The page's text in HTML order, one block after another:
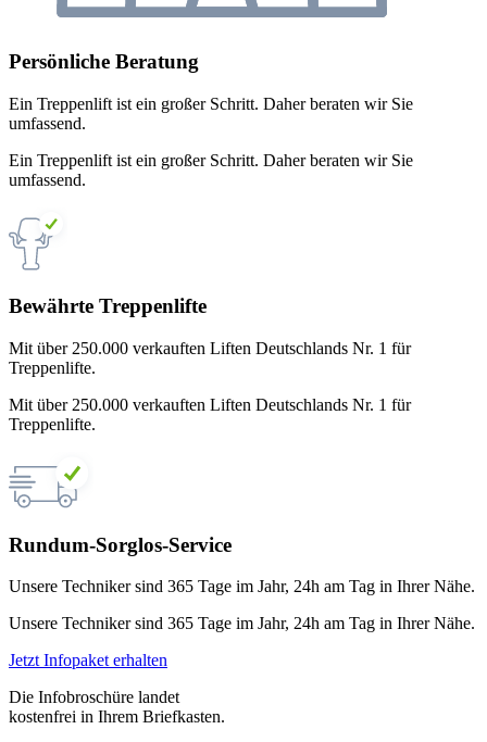
Persönliche Beratung
Ein Treppenlift ist ein großer Schritt. Daher beraten wir Sie
umfassend.
Ein Treppenlift ist ein großer Schritt. Daher beraten wir Sie
umfassend.
Bewährte Treppenlifte
Mit über 250.000 verkauften Liften Deutschlands Nr. 1 für
Treppenlifte.
Mit über 250.000 verkauften Liften Deutschlands Nr. 1 für
Treppenlifte.
Rundum-Sorglos-Service
Unsere Techniker sind 365 Tage im Jahr, 24h am Tag in Ihrer Nähe.
Unsere Techniker sind 365 Tage im Jahr, 24h am Tag in Ihrer Nähe.
Jetzt Infopaket erhalten
Die Infobroschüre landet
kostenfrei in Ihrem Briefkasten.